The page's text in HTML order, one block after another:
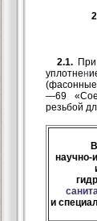
2.1. При
уплотнен
—69
резьбой
научно-
и